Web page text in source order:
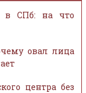
в СПб: на что
овал лица
центра без